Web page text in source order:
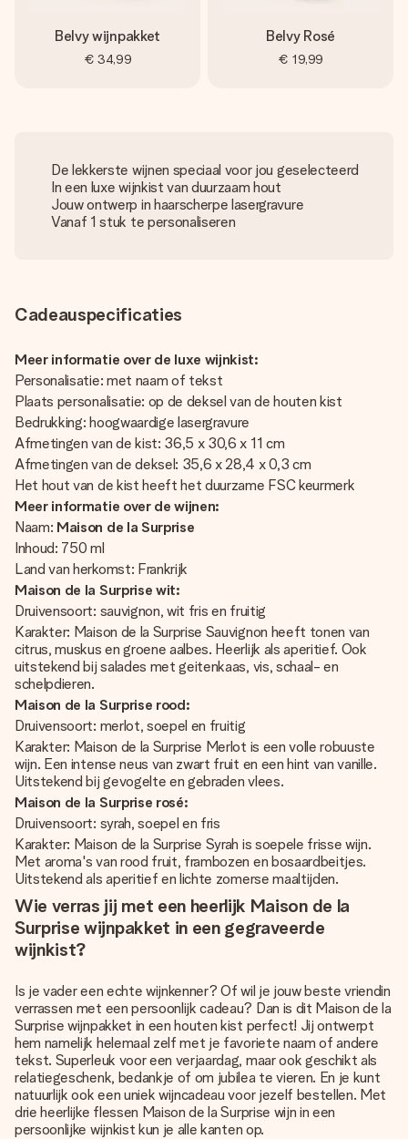
Belvy wijnpakket
€ 34,99
Belvy Rosé
€ 19,99
De lekkerste wijnen speciaal voor jou geselecteerd
In een luxe wijnkist van duurzaam hout
Jouw ontwerp in haarscherpe lasergravure
Vanaf 1 stuk te personaliseren
Cadeauspecificaties
Meer informatie over de luxe wijnkist:
Personalisatie: met naam of tekst
Plaats personalisatie: op de deksel van de houten kist
Bedrukking: hoogwaardige lasergravure
Afmetingen van de kist: 36,5 x 30,6 x 11 cm
Afmetingen van de deksel: 35,6 x 28,4 x 0,3 cm
Het hout van de kist heeft het duurzame FSC keurmerk
Meer informatie over de wijnen:
Naam: Maison de la Surprise
Inhoud: 750 ml
Land van herkomst: Frankrijk
Maison de la Surprise wit:
Druivensoort: sauvignon, wit fris en fruitig
Karakter: Maison de la Surprise Sauvignon heeft tonen van
citrus, muskus en groene aalbes. Heerlijk als aperitief. Ook
uitstekend bij salades met geitenkaas, vis, schaal- en
schelpdieren.
Maison de la Surprise rood:
Druivensoort: merlot, soepel en fruitig
Karakter: Maison de la Surprise Merlot is een volle robuuste
wijn. Een intense neus van zwart fruit en een hint van vanille.
Uitstekend bij gevogelte en gebraden vlees.
Maison de la Surprise rosé:
Druivensoort: syrah, soepel en fris
Karakter: Maison de la Surprise Syrah is soepele frisse wijn.
Met aroma's van rood fruit, frambozen en bosaardbeitjes.
Uitstekend als aperitief en lichte zomerse maaltijden.
Wie verras jij met een heerlijk Maison de la
Surprise wijnpakket in een gegraveerde
wijnkist?
Is je vader een echte wijnkenner? Of wil je jouw beste vriendin
verrassen met een persoonlijk cadeau? Dan is dit Maison de la
Surprise wijnpakket in een houten kist perfect! Jij ontwerpt
hem namelijk helemaal zelf met je favoriete naam of andere
tekst. Superleuk voor een verjaardag, maar ook geschikt als
relatiegeschenk, bedankje of om jubilea te vieren. En je kunt
natuurlijk ook een uniek wijncadeau voor jezelf bestellen. Met
drie heerlijke flessen Maison de la Surprise wijn in een
persoonlijke wijnkist kun je alle kanten op.